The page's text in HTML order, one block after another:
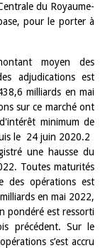
du Royaume-
pour le porter à
moyen des
adjudications est
milliards en mai
sur ce marché ont
minimum de
le 24 juin 2020.2
une hausse du
Toutes maturités
des opérations est
en mai 2022,
pondéré est ressorti
précédent. Sur le
s’est accru